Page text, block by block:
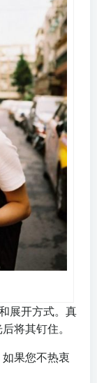
展开方式。真
将其钉住。
果您不热衷